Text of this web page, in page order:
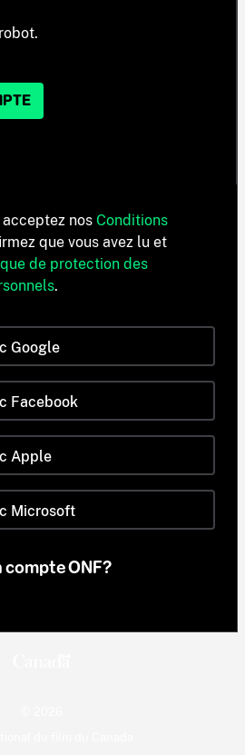
nos Conditions
que vous avez lu et
de protection des
.
Google
Facebook
Apple
Microsoft
compte ONF?